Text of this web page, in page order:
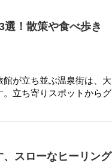
！散策や食べ歩き
が立ち並ぶ温泉街は、大
立ち寄りスポットからグ
、スローなヒーリング